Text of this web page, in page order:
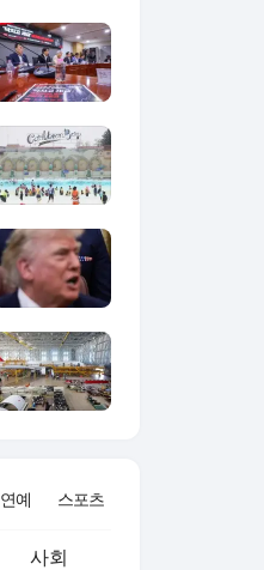
연예 스포츠
사회